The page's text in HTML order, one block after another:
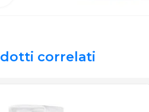
correlati